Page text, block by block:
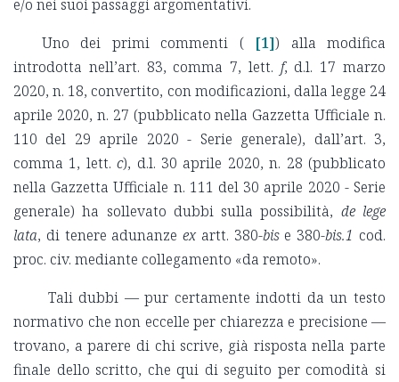
e/o nei suoi passaggi argomentativi.
Uno dei primi commenti (
[1]) alla modifica
introdotta nell’art. 83, comma 7, lett. f, d.l. 17 marzo
2020, n. 18, convertito, con modificazioni, dalla legge 24
aprile 2020, n. 27 (pubblicato nella Gazzetta Ufficiale n.
110 del 29 aprile 2020 - Serie generale), dall’art. 3,
comma 1, lett.c), d.l. 30 aprile 2020, n. 28 (pubblicato
nella Gazzetta Ufficiale n. 111 del 30 aprile 2020 - Serie
generale) ha sollevato dubbi sulla possibilità, de lege
lata, di tenere adunanzeex artt. 380-bis e 380-bis.1 cod.
proc. civ. mediante collegamento «da remoto».
Tali dubbi — pur certamente indotti da un testo
normativo che non eccelle per chiarezza e precisione —
trovano, a parere di chi scrive, già risposta nella parte
finale dello scritto, che qui di seguito per comodità si